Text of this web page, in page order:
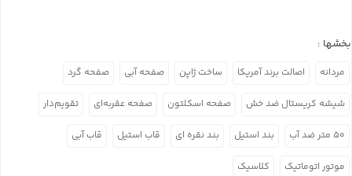
بخشها :
مردانه اصالت برند آمریکا ساخت ژاپن صفحه آبی صفحه گرد
شیشه کریستال ضد خش صفحه اسکلتون صفحه عقربه‌ای تقویم‌دار
۵۰ متر ضد آب بند استیل بند نقره ای قاب استیل قاب آبی
موتور اتوماتیک کلاسیک